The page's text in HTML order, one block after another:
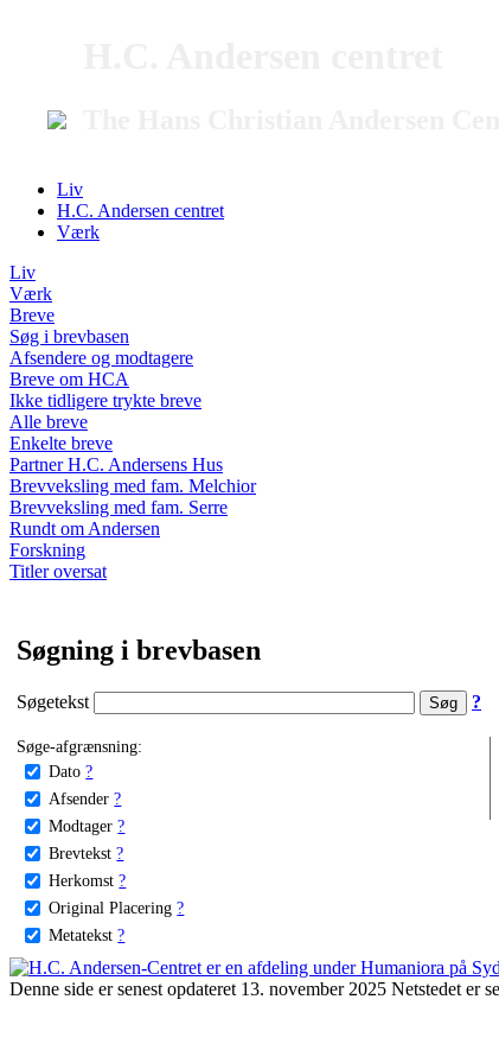
Liv
H.C. Andersen centret
Værk
Liv
Værk
Breve
Søg i brevbasen
Afsendere og modtagere
Breve om HCA
Ikke tidligere trykte breve
Alle breve
Enkelte breve
Partner H.C. Andersens Hus
Brevveksling med fam. Melchior
Brevveksling med fam. Serre
Rundt om Andersen
Forskning
Titler oversat
Søgning i brevbasen
Søgetekst ?
Søge-afgrænsning:
Dato ?
Afsender ?
Modtager ?
Brevtekst ?
Herkomst ?
Original Placering ?
Metatekst ?
Denne side er senest opdateret 13. november 2025 Netstedet er